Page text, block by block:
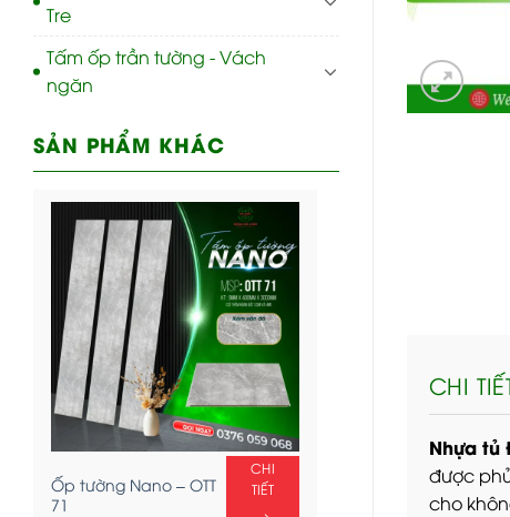
Tre
Tấm ốp trần tường - Vách
ngăn
SẢN PHẨM KHÁC
Ốp tường Nano – OTT
71
CHI
TIẾT
CHI
Nhựa tủ
được
cho